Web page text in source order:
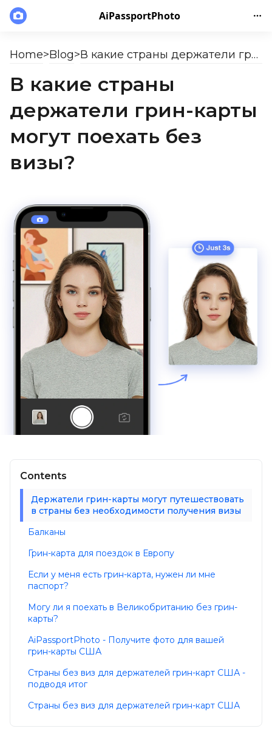
AiPassportPhoto
Home>Blog> В какие страны держатели грин-карты могут поехать без визы?
В какие страны
держатели грин-карты
могут поехать без
визы?
Contents
Держатели грин-карты могут путешествовать
в страны без необходимости получения визы
Балканы
Грин-карта для поездок в Европу
Если у меня есть грин-карта, нужен ли мне
паспорт?
Могу ли я поехать в Великобританию без грин-
карты?
AiPassportPhoto - Получите фото для вашей
грин-карты США
Страны без виз для держателей грин-карт США -
подводя итог
Страны без виз для держателей грин-карт США